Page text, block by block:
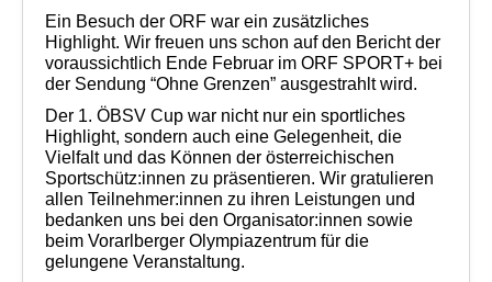
Ein Besuch der ORF war ein zusätzliches
Highlight. Wir freuen uns schon auf den Bericht der
voraussichtlich Ende Februar im ORF SPORT+ bei
der Sendung “Ohne Grenzen” ausgestrahlt wird.
Der 1. ÖBSV Cup war nicht nur ein sportliches
Highlight, sondern auch eine Gelegenheit, die
Vielfalt und das Können der österreichischen
Sportschütz:innen zu präsentieren. Wir gratulieren
allen Teilnehmer:innen zu ihren Leistungen und
bedanken uns bei den Organisator:innen sowie
beim Vorarlberger Olympiazentrum für die
gelungene Veranstaltung.